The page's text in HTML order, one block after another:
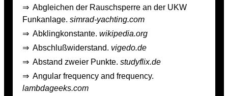
⇒ Abgleichen der Rauschsperre an der UKW
Funkanlage. simrad-yachting.com
⇒ Abklingkonstante. wikipedia.org
⇒ Abschlußwiderstand. vigedo.de
⇒ Abstand zweier Punkte. studyflix.de
⇒ Angular frequency and frequency.
lambdageeks.com